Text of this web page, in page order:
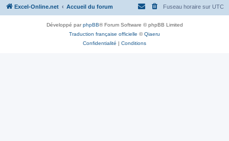
Excel-Online.net Accueil du forum Fuseau horaire sur UTC
Développé parphpBB® Forum Software © phpBB Limited
Traduction française officielle ©Qiaeru
Confidentialité | Conditions